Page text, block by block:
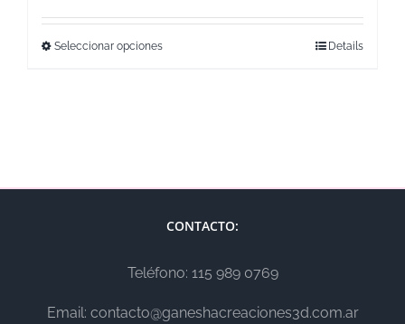
Seleccionar opciones Details
CONTACTO:
Teléfono: 115 989 0769
Email: contacto@ganeshacreaciones3d.com.ar